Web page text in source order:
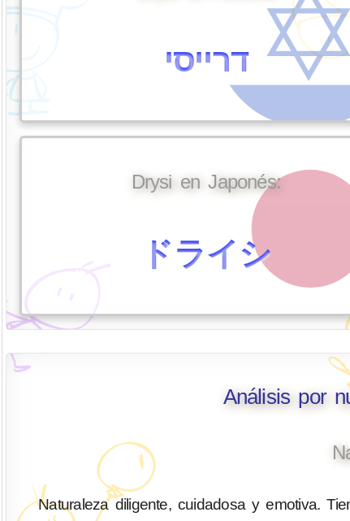
דרייסי
Drysi en Japonés:
ドライシ
Análisis por
Naturaleza diligente, cuidadosa y emotiva.